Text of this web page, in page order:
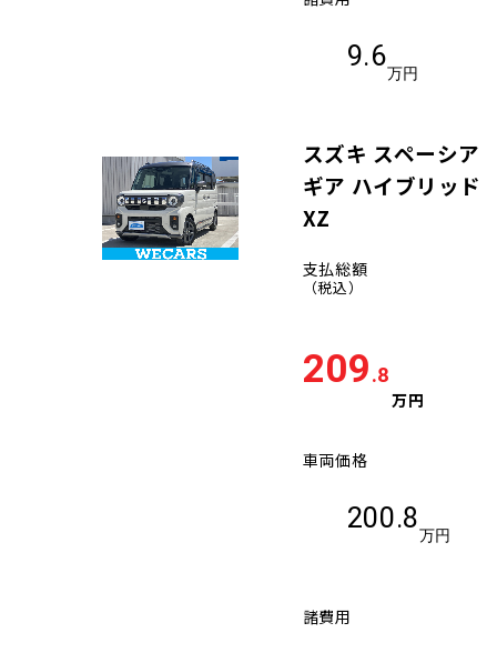
9.6
万円
スズキ スペーシア
ギア ハイブリッド
XZ
支払総額
（税込）
209.8
万円
車両価格
200.8
万円
諸費用